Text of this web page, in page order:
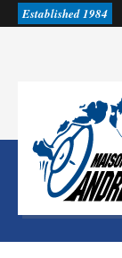
Established 1984